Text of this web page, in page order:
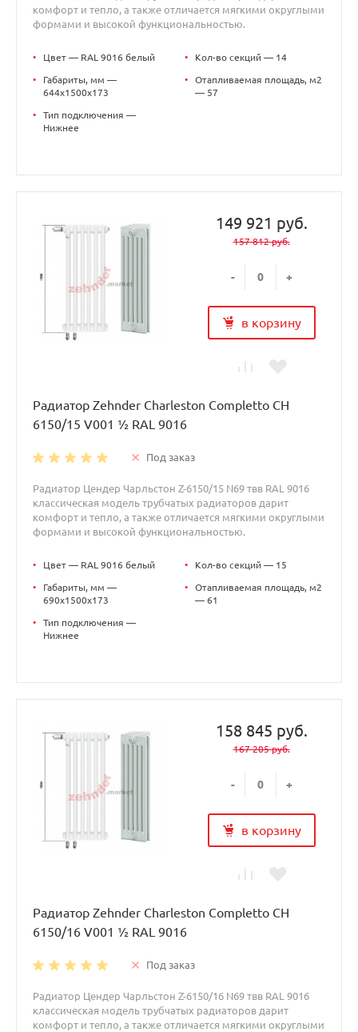
комфорт и тепло, а также отличается мягкими округлыми
формами и высокой функциональностью.
• Цвет — RAL 9016 белый
•
Габариты, мм —
644x1500x173
•
Тип подключения —
Нижнее
• Кол-во секций — 14
•
Отапливаемая площадь, м2
— 57
149 921 руб.
157 812 руб.
- +
в корзину
Радиатор Zehnder Charleston Completto CH
6150/15 V001 ½ RAL 9016
Под заказ
Радиатор Цендер Чарльстон Z-6150/15 N69 твв RAL 9016
классическая модель трубчатых радиаторов дарит
комфорт и тепло, а также отличается мягкими округлыми
формами и высокой функциональностью.
• Цвет — RAL 9016 белый
•
Габариты, мм —
690x1500x173
•
Тип подключения —
Нижнее
• Кол-во секций — 15
•
Отапливаемая площадь, м2
— 61
158 845 руб.
167 205 руб.
- +
в корзину
Радиатор Zehnder Charleston Completto CH
6150/16 V001 ½ RAL 9016
Под заказ
Радиатор Цендер Чарльстон Z-6150/16 N69 твв RAL 9016
классическая модель трубчатых радиаторов дарит
комфорт и тепло, а также отличается мягкими округлыми